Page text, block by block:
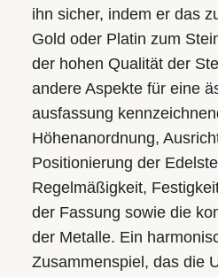
ihn sicher, indem er das
Gold oder Platin zum
der hohen Qualität der
andere Aspekte für eine
ausfassung
Höhen­anordnung,
Positionierung der
Regelmäßigkeit,
der Fassung sowie die
der Metalle. Ein
Zusammenspiel, das die